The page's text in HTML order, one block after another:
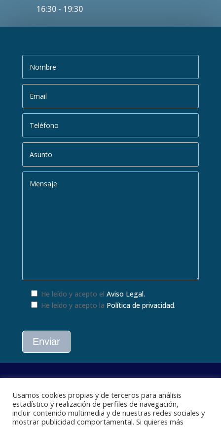
16:30 - 19:30
He leído y acepto el Aviso Legal.
He leído y acepto la Política de privacidad.
reservados
Aviso Legal|Política de Privacidad|Política de
Cookies
Usamos cookies propias y de terceros para análisis
estadístico y realización de perfiles de navegación,
incluir contenido multimedia y de nuestras redes sociales y
mostrar publicidad comportamental. Si quieres más